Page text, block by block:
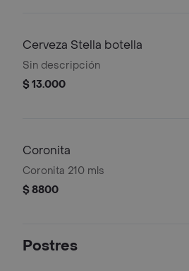
Cerveza Stella botella
Sin descripción
$ 13.000
Coronita
Coronita 210 mls
$ 8800
Postres